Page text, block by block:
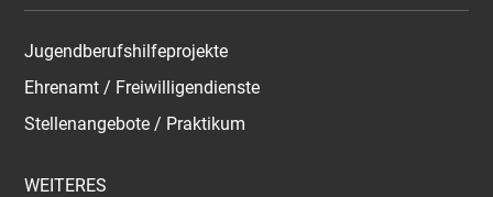
Jugendberufshilfeprojekte
Ehrenamt / Freiwilligendienste
Stellenangebote / Praktikum
WEITERES